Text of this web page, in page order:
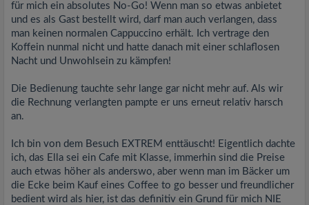
für mich ein absolutes No-Go! Wenn man so etwas anbietet
und es als Gast bestellt wird, darf man auch verlangen, dass
man keinen normalen Cappuccino erhält. Ich vertrage den
Koffein nunmal nicht und hatte danach mit einer schlaflosen
Nacht und Unwohlsein zu kämpfen!
Die Bedienung tauchte sehr lange gar nicht mehr auf. Als wir
die Rechnung verlangten pampte er uns erneut relativ harsch
an.
Ich bin von dem Besuch EXTREM enttäuscht! Eigentlich dachte
ich, das Ella sei ein Cafe mit Klasse, immerhin sind die Preise
auch etwas höher als anderswo, aber wenn man im Bäcker um
die Ecke beim Kauf eines Coffee to go besser und freundlicher
bedient wird als hier, ist das definitiv ein Grund für mich NIE